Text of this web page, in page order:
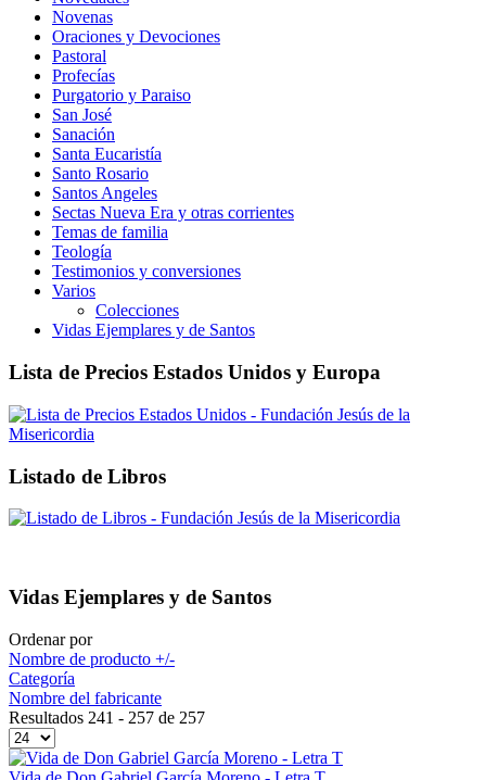
Novenas
Oraciones y Devociones
Pastoral
Profecías
Purgatorio y Paraiso
San José
Sanación
Santa Eucaristía
Santo Rosario
Santos Angeles
Sectas Nueva Era y otras corrientes
Temas de familia
Teología
Testimonios y conversiones
Varios
Colecciones
Vidas Ejemplares y de Santos
Lista de Precios Estados Unidos y Europa
Listado de Libros
Vidas Ejemplares y de Santos
Ordenar por
Nombre de producto +/-
Categoría
Nombre del fabricante
Resultados 241 - 257 de 257